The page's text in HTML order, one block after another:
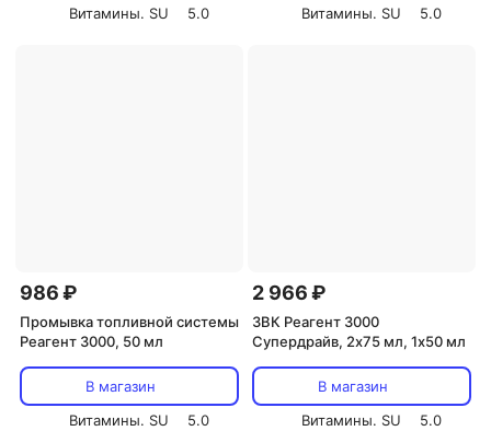
Витамины. SU
5.0
Витамины. SU
5.0
986 ₽
Промывка топливной системы
Реагент 3000, 50 мл
В магазин
Витамины. SU
5.0
2 966 ₽
ЗВК Реагент 3000
Супердрайв, 2х75 мл, 1х50 мл
В магазин
Витамины. SU
5.0